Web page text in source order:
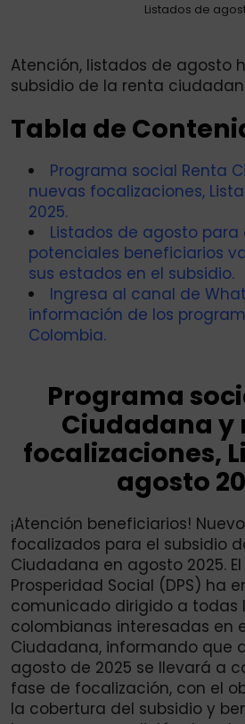
Listados de
Atención, listados de agosto
subsidio de la renta
Tabla de
Programa social Renta
nuevas focalizaciones,
2025.
Listados de agosto para
potenciales beneficiarios
sus estados en el subsidio.
Ingresa al canal de
información de los
Colombia.
Programa
Ciudadana y
focalizaciones,
agosto
¡Atención beneficiarios!
focalizados para el subsidio
Ciudadana en agosto 2025.
Prosperidad Social (DPS) ha
comunicado dirigido a todas
colombianas interesadas en
Ciudadana, informando que
agosto de 2025 se llevará a
fase de focalización, con el
la cobertura del subsidio y